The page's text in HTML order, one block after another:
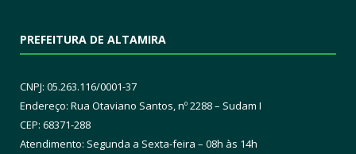
PREFEITURA DE ALTAMIRA
CNPJ: 05.263.116/0001-37
Endereço: Rua Otaviano Santos, nº 2288 – Sudam I
CEP: 68371-288
Atendimento: Segunda a Sexta-feira – 08h às 14h